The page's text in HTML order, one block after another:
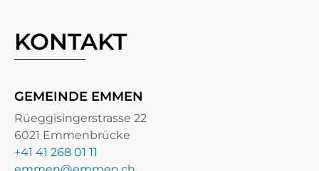
KONTAKT
GEMEINDE EMMEN
Rüeggisingerstrasse 22
6021 Emmenbrücke
+41 41 268 01 11